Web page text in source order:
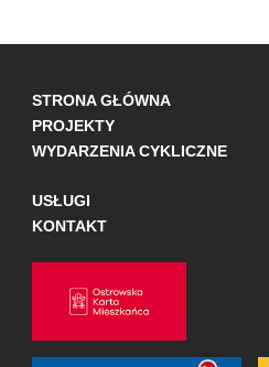
STRONA GŁÓWNA
PROJEKTY
WYDARZENIA CYKLICZNE
USŁUGI
KONTAKT